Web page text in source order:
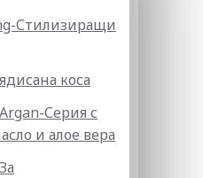
Стилизиращи
коса
Серия с
и алое вера